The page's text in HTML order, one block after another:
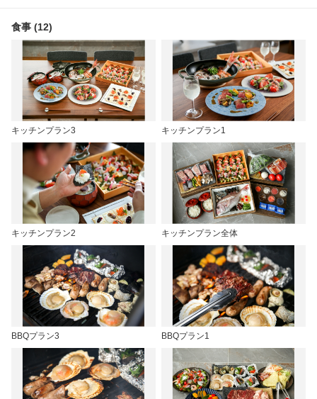
食事 (12)
キッチンプラン3 キッチンプラン1
キッチンプラン2 キッチンプラン全体
BBQプラン3 BBQプラン1